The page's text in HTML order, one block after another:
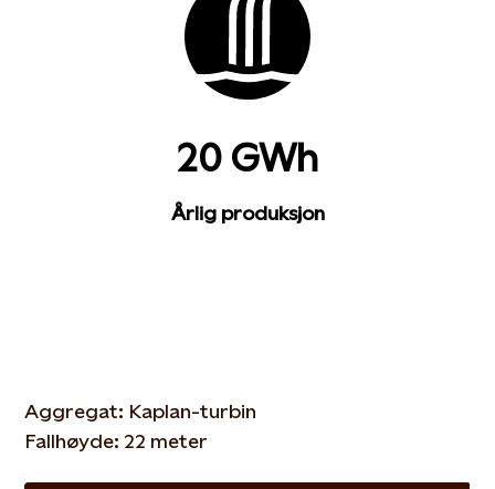
20 GWh
Årlig produksjon
Aggregat: Kaplan-turbin
Fallhøyde: 22 meter